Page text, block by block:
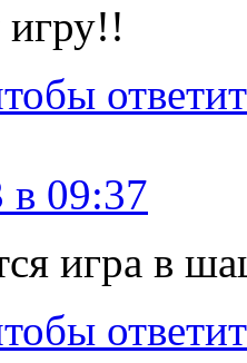
в 09:37
игра в